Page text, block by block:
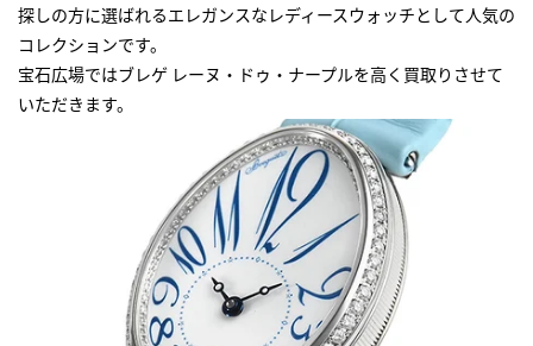
探しの方に選ばれるエレガンスなレディースウォッチとして人気の
コレクションです。
宝石広場ではブレゲ レーヌ・ドゥ・ナープルを高く買取りさせて
いただきます。